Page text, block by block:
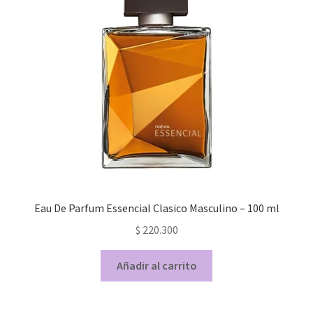
Eau De Parfum Essencial Clasico Masculino – 100 ml
$ 220.300
Añadir al carrito